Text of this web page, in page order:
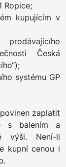
Ropice;
kupujícím v
Česká
systému GP
zaplatit
s balením a
výši. Není-li
kupní cenou i